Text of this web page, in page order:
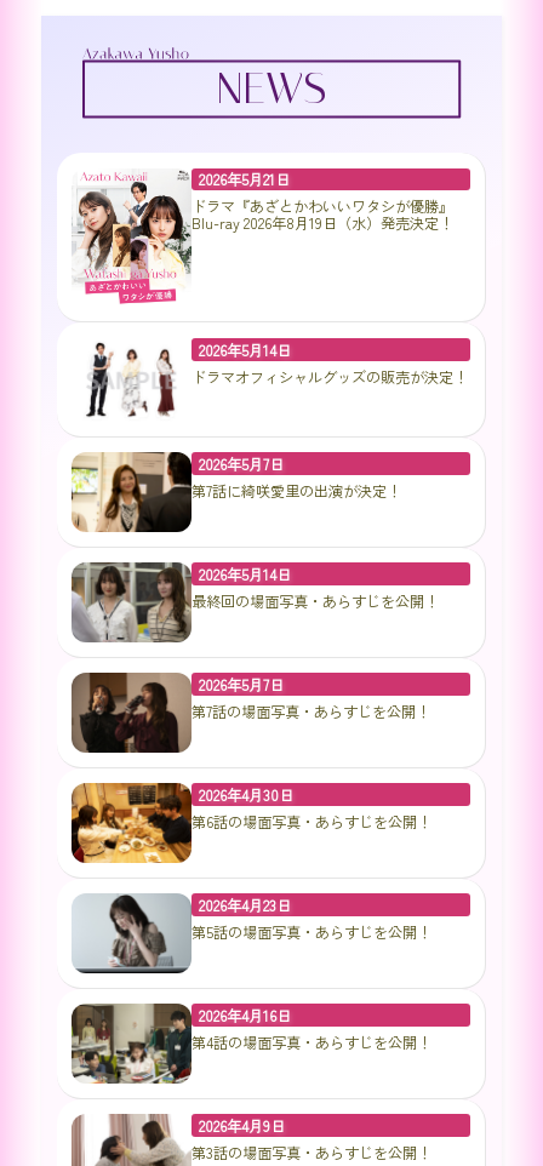
NEWS
2026年5月21日
ドラマ『あざとかわいいワタシが優勝』
Blu-ray 2026年8月19日（水）発売決定！
2026年5月14日
ドラマオフィシャルグッズの販売が決定！
2026年5月7日
第7話に綺咲愛里の出演が決定！
2026年5月14日
最終回の場面写真・あらすじを公開！
2026年5月7日
第7話の場面写真・あらすじを公開！
2026年4月30日
第6話の場面写真・あらすじを公開！
2026年4月23日
第5話の場面写真・あらすじを公開！
2026年4月16日
第4話の場面写真・あらすじを公開！
2026年4月9日
第3話の場面写真・あらすじを公開！